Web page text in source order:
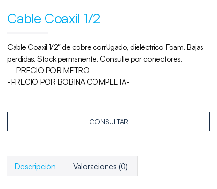
Cable Coaxil 1/2
Cable Coaxil 1/2″ de cobre corrUgado, dieléctrico Foam. Bajas
perdidas. Stock permanente. Consulte por conectores.
– PRECIO POR METRO-
-PRECIO POR BOBINA COMPLETA-
CONSULTAR
Descripción Valoraciones (0)